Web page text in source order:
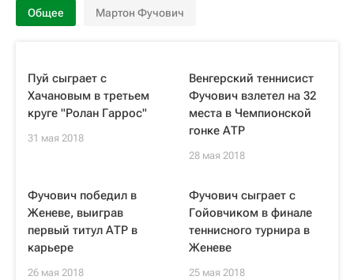
Общее Мартон Фучович
Пуй сыграет с
Хачановым в третьем
круге "Ролан Гаррос"
31 мая 2018
Венгерский теннисист
Фучович взлетел на 32
места в Чемпионской
гонке АТР
28 мая 2018
Фучович победил в
Женеве, выиграв
первый титул АТР в
карьере
26 мая 2018
Фучович сыграет с
Гойовчиком в финале
теннисного турнира в
Женеве
25 мая 2018